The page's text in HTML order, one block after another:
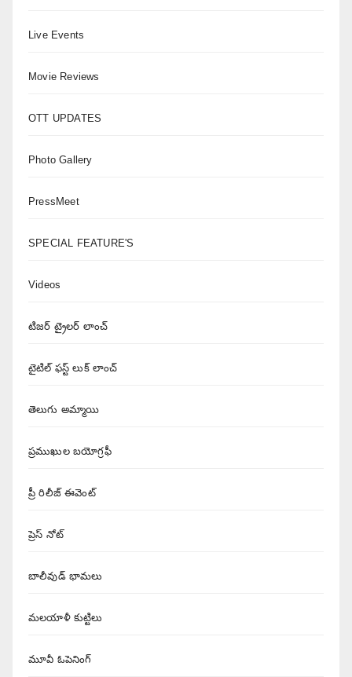
Live Events
Movie Reviews
OTT UPDATES
Photo Gallery
PressMeet
SPECIAL FEATURE'S
Videos
టిజర్ ట్రైలర్ లాంచ్
టైటిల్ ఫస్ట్ లుక్ లాంచ్
తెలుగు అమ్మాయి
ప్రముఖుల బయోగ్రఫీ
ప్రీ రిలీజ్ ఈవెంట్
ప్రెస్ నోట్
బాలీవుడ్ భామలు
మలయాళీ కుట్టిలు
మూవీ ఓపెనింగ్